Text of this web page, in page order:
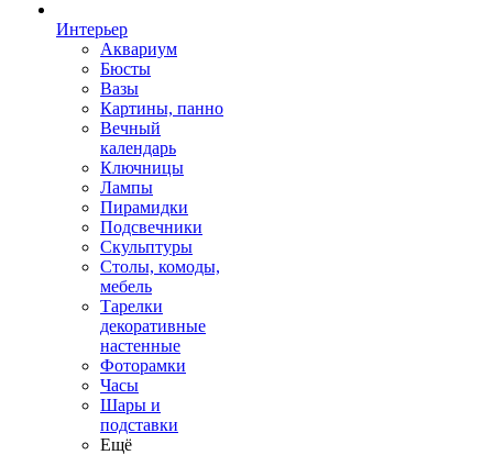
Интерьер
Аквариум
Бюсты
Вазы
Картины, панно
Вечный
календарь
Ключницы
Лампы
Пирамидки
Подсвечники
Скульптуры
Столы, комоды,
мебель
Тарелки
декоративные
настенные
Фоторамки
Часы
Шары и
подставки
Ещё